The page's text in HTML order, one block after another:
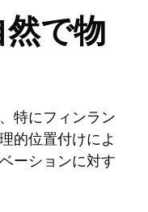
で物
特にフィンラン
的位置付けによ
ーションに対す